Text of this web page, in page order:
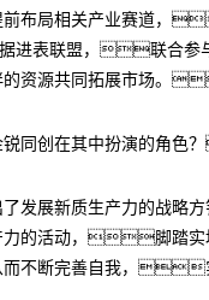
布局相关产业赛道，
据进表联盟，联合
资源共同拓展市场。
同创在其中扮演的角色
发展新质生产力的战
力的活动，脚踏
不断完善自我，